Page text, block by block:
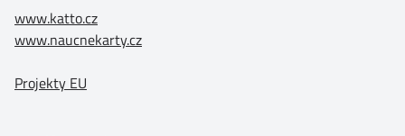
www.katto.cz
www.naucnekarty.cz
Projekty EU